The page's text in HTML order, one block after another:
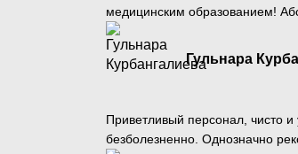
медицинским образованием!
Гульнара
Приветливый персонал, чисто
безболезненно. Однозначно